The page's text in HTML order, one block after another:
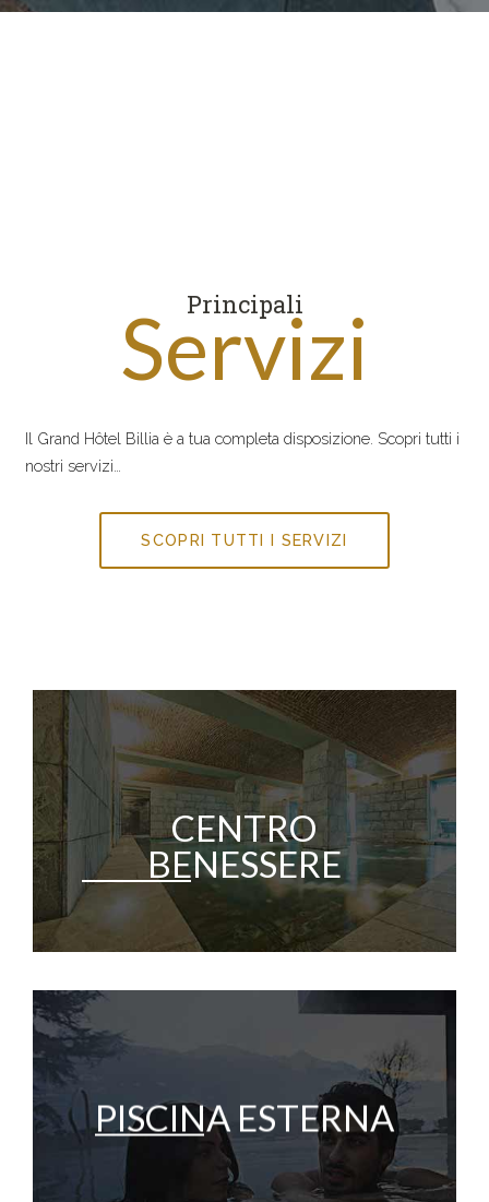
Principali
Servizi
Il Grand Hôtel Billia è a tua completa disposizione. Scopri tutti i
nostri servizi…
SCOPRI TUTTI I SERVIZI
CENTRO
BENESSERE
PISCINA ESTERNA